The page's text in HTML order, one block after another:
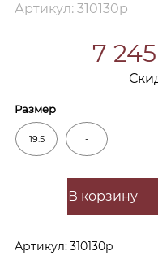
Артикул: 310130р
7
Размер
19.5 -
В корзину
Артикул:310130р